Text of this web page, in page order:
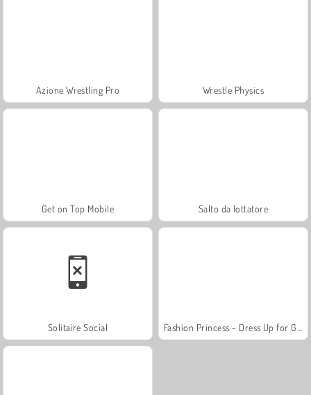
Azione Wrestling Pro Wrestle Physics
Get on Top Mobile Salto da lottatore
Solitaire Social